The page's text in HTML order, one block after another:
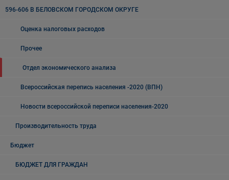
596-606 В БЕЛОВСКОМ ГОРОДСКОМ ОКРУГЕ
Оценка налоговых расходов
Прочее
Отдел экономического анализа
Всероссийская перепись населения -2020 (ВПН)
Новости всероссийской переписи населения-2020
Производительность труда
Бюджет
БЮДЖЕТ ДЛЯ ГРАЖДАН